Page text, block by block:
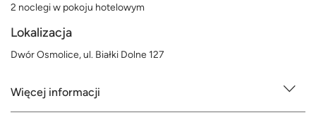
2 noclegi w pokoju hotelowym
Lokalizacja
Dwór Osmolice, ul. Białki Dolne 127
Więcej informacji